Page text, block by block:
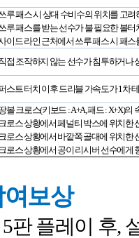
루 패스 시 상대 수비수의 위치를 고
루 패스를 받는 선수가 불 필요한 볼
이드 라인 근처에서 쓰루 패스 시 패
접 조작하지 않는 선수가 침투하거나
스트 터치 이후 드리블 가속도가1차
볼 크로스(키보드 : A+A,패드: X+X)의
로스 상황에서 페널티 박스에 위치한
로스 상황에서 바깥쪽 골대에 위치한
로스 상황에서 공이 리시버 선수에게
보상
판 플레이 후,